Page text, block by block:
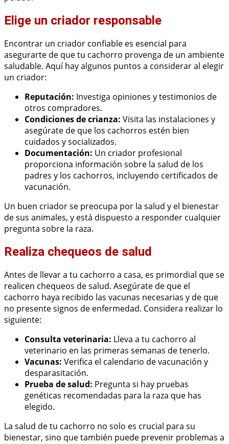
Elige un criador responsable
Encontrar un criador confiable es esencial para
asegurarte de que tu cachorro provenga de un ambiente
saludable. Aquí hay algunos puntos a considerar al elegir
un criador:
Reputación: Investiga opiniones y testimonios de
otros compradores.
Condiciones de crianza: Visita las instalaciones y
asegúrate de que los cachorros estén bien
cuidados y socializados.
Documentación: Un criador profesional
proporciona información sobre la salud de los
padres y los cachorros, incluyendo certificados de
vacunación.
Un buen criador se preocupa por la salud y el bienestar
de sus animales, y está dispuesto a responder cualquier
pregunta sobre la raza.
Realiza chequeos de salud
Antes de llevar a tu cachorro a casa, es primordial que se
realicen chequeos de salud. Asegúrate de que el
cachorro haya recibido las vacunas necesarias y de que
no presente signos de enfermedad. Considera realizar lo
siguiente:
Consulta veterinaria: Lleva a tu cachorro al
veterinario en las primeras semanas de tenerlo.
Vacunas: Verifica el calendario de vacunación y
desparasitación.
Prueba de salud: Pregunta si hay pruebas
genéticas recomendadas para la raza que has
elegido.
La salud de tu cachorro no solo es crucial para su
bienestar, sino que también puede prevenir problemas a